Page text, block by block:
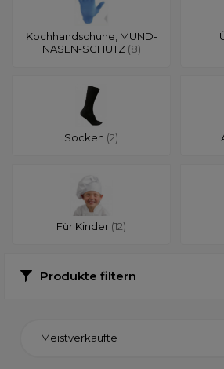
Kochhandschuhe, MUND-
NASEN-SCHUTZ (8)
Socken (2)
Für Kinder (12)
Produkte filtern
Meistverkaufte